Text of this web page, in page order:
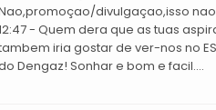
divulgaçao,isso
- Quem dera que as tuas
iria gostar de ver-nos no
Dengaz! Sonhar e bom e facil....